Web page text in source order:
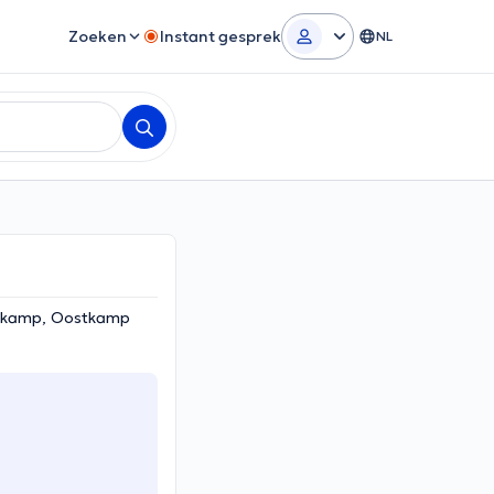
Zoeken Instant gesprek NL
Oostkamp